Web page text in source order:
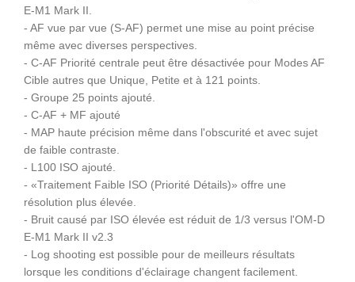
E-M1 Mark II.
- AF vue par vue (S-AF) permet une mise au point précise
même avec diverses perspectives.
- C-AF Priorité centrale peut être désactivée pour Modes AF
Cible autres que Unique, Petite et à 121 points.
- Groupe 25 points ajouté.
- C-AF + MF ajouté
- MAP haute précision même dans l'obscurité et avec sujet
de faible contraste.
- L100 ISO ajouté.
- «Traitement Faible ISO (Priorité Détails)» offre une
résolution plus élevée.
- Bruit causé par ISO élevée est réduit de 1/3 versus l'OM-D
E-M1 Mark II v2.3
- Log shooting est possible pour de meilleurs résultats
lorsque les conditions d'éclairage changent facilement.